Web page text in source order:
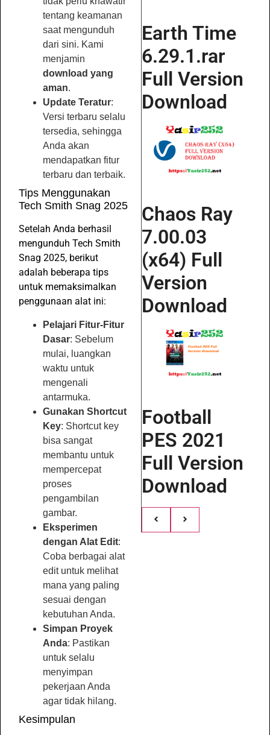
tentang keamanan
saat mengunduh
dari sini. Kami
menjamin
download yang
aman.
Update Teratur:
Versi terbaru selalu
tersedia, sehingga
Anda akan
mendapatkan fitur
terbaru dan terbaik.
Tips Menggunakan
Tech Smith Snag 2025
Setelah Anda berhasil
mengunduh Tech Smith
Snag 2025, berikut
adalah beberapa tips
untuk memaksimalkan
penggunaan alat ini:
Pelajari Fitur-Fitur
Dasar: Sebelum
mulai, luangkan
waktu untuk
mengenali
antarmuka.
Gunakan Shortcut
Key: Shortcut key
bisa sangat
membantu untuk
mempercepat
proses
pengambilan
gambar.
Eksperimen
dengan Alat Edit:
Coba berbagai alat
edit untuk melihat
mana yang paling
sesuai dengan
kebutuhan Anda.
Simpan Proyek
Anda: Pastikan
untuk selalu
menyimpan
pekerjaan Anda
agar tidak hilang.
Kesimpulan
Earth Time
6.29.1.rar
Full Version
Download
Chaos Ray
7.00.03
(x64) Full
Version
Download
Football
PES 2021
Full Version
Download